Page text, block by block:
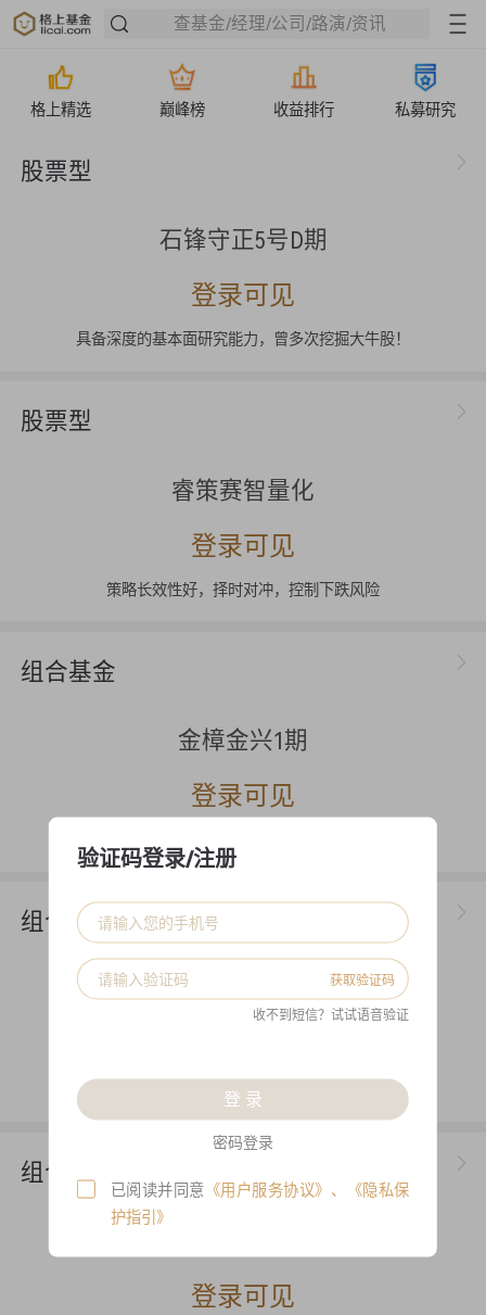
查基金/经理/公司/路演/资讯
格上精选 巅峰榜 收益排行 私募研究
股票型
石锋守正5号D期
登录可见
具备深度的基本面研究能力，曾多次挖掘大牛股！
股票型
睿策赛智量化
登录可见
策略长效性好，择时对冲，控制下跌风险
组合基金
金樟金兴1期
登录可见
组合基金
金樟金兴2期
多头资产仓位暴露来增强收益同时加大波动
组合基金
登录可见
验证码登录/注册
获取验证码
收不到短信？试试语音验证
登 录
密码登录
已阅读并同意 《用户服务协议》 、
《隐私保
护指引》